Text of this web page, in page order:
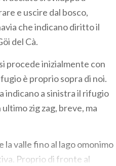
e uscire dal bosco,
che indicano diritto il
del Cà.
procede inizialmente con
è proprio sopra di noi.
indicano a sinistra il rifugio
zig zag, breve, ma
la valle fino al lago omonimo
Proprio di fronte al